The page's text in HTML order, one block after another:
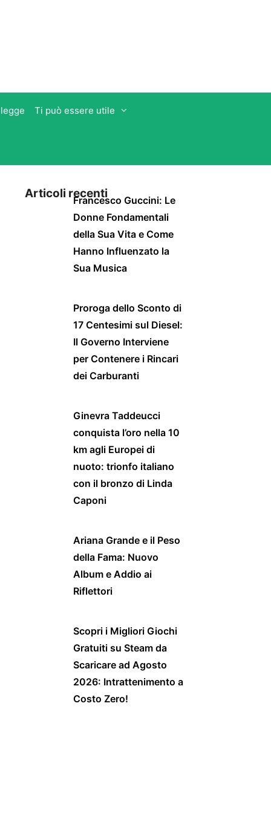
Ti può essere utile
Articoli recentiFrancesco Guccini: Le
Donne Fondamentali
della Sua Vita e Come
Hanno Influenzato la
Sua Musica
Proroga dello Sconto di
17 Centesimi sul Diesel:
Il Governo Interviene
per Contenere i Rincari
dei Carburanti
Ginevra Taddeucci
conquista l’oro nella 10
km agli Europei di
nuoto: trionfo italiano
con il bronzo di Linda
Caponi
Ariana Grande e il Peso
della Fama: Nuovo
Album e Addio ai
Riflettori
Scopri i Migliori Giochi
Gratuiti su Steam da
Scaricare ad Agosto
2026: Intrattenimento a
Costo Zero!